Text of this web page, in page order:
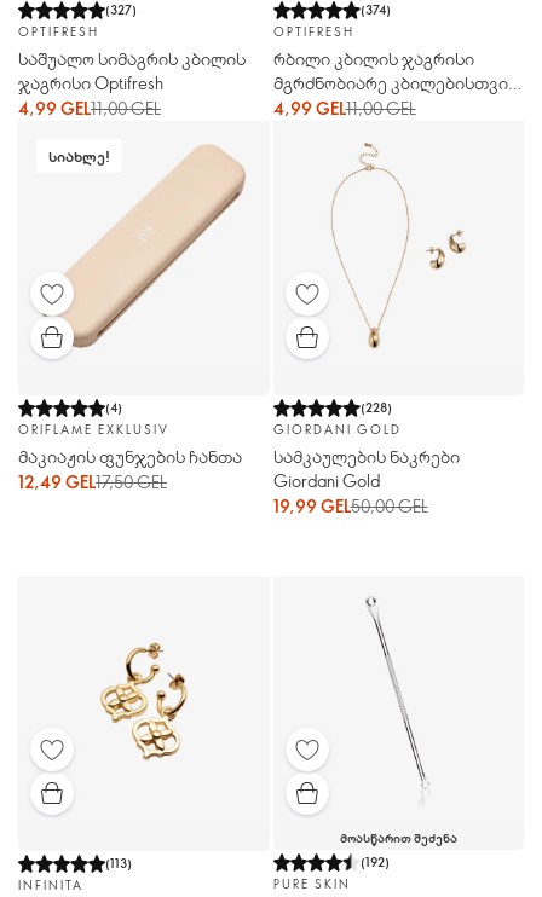
(327)
OPTIFRESH
საშუალო სიმაგრის კბილის
ჯაგრისი Optifresh
4,99 GEL11,00 GEL
(374)
OPTIFRESH
რბილი კბილის ჯაგრისი
მგრძნობიარე კბილებისთვის
Optifresh
4,99 GEL11,00 GEL
ᲡᲘᲐᲮᲚᲔ!
(4)
ORIFLAME EXKLUSIV
მაკიაჟის ფუნჯების ჩანთა
12,49 GEL17,50 GEL
(228)
GIORDANI GOLD
სამკაულების ნაკრები
Giordani Gold
19,99 GEL50,00 GEL
(113)
INFINITA
ᲛᲝᲐᲡᲬᲐᲠᲘᲗ ᲨᲔᲫᲔᲜᲐ
(192)
PURE SKIN